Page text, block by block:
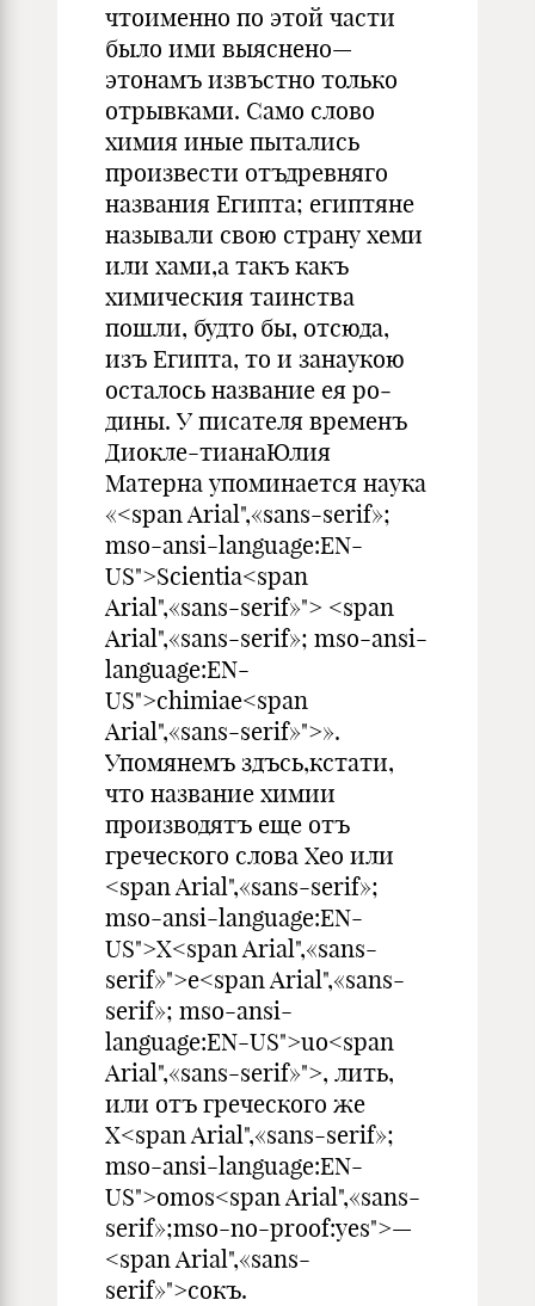
чтоименно по этой части
было ими выяснено—
этонамъ извъстно только
отрыв­ками. Само слово
химия иные пыта­лись
произвести отъдревняго
названия Египта; египтяне
называли свою страну хеми
или хами,а такъ какъ
химическия таинства
пошли, будто бы, отсюда,
изъ Египта, то и занаукою
осталось название ея ро­
дины. У писателя временъ
Диокле-тианаЮлия
Матерна упоминается наука
«<span Arial",«sans-serif»;
mso-ansi-language:EN-
US">Scientia<span
Arial",«sans-serif»"> <span
Arial",«sans-serif»; mso-ansi-
language:EN-
US">chimiae<span
Arial",«sans-serif»">».
Упомянемъ здъсь,кстати,
что название химии
производятъ еще отъ
греческого слова Хео или
<span Arial",«sans-serif»;
mso-ansi-language:EN-
US">X<span Arial",«sans-
serif»">е<span Arial",«sans-
serif»; mso-ansi-
language:EN-US">uo<span
Arial",«sans-serif»">, лить,
или отъ греческого же
Х<span Arial",«sans-serif»;
mso-ansi-language:EN-
US">omos<span Arial",«sans-
serif»;mso-no-proof:yes">—
<span Arial",«sans-
serif»">сокъ.